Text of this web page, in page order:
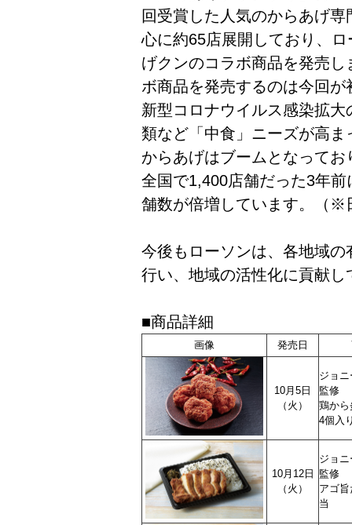
回受賞した人気のからあげ
心に約65店展開しており、
げクンのコラボ商品を発売
ボ商品を発売するのは今回
新型コロナウイルス感染拡
類など「中食」ニーズが高
からあげはブームとなって
全国で1,400店舗だった3年
舗数が倍増しています。（※
今後もローソンは、各地域
行い、地域の活性化に貢献し
■商品詳細
画像 発売日
10月5日
（火）
ジョ
監修
鶏か
4個入
10月12日
（火）
ジョ
監修
アゴ
当